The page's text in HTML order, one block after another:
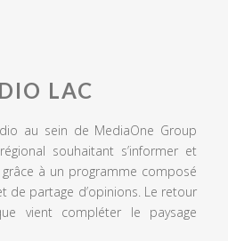
LAC
au sein de MediaOne Group
souhaitant s’informer et
à un programme composé
de partage d’opinions. Le retour
vient compléter le paysage